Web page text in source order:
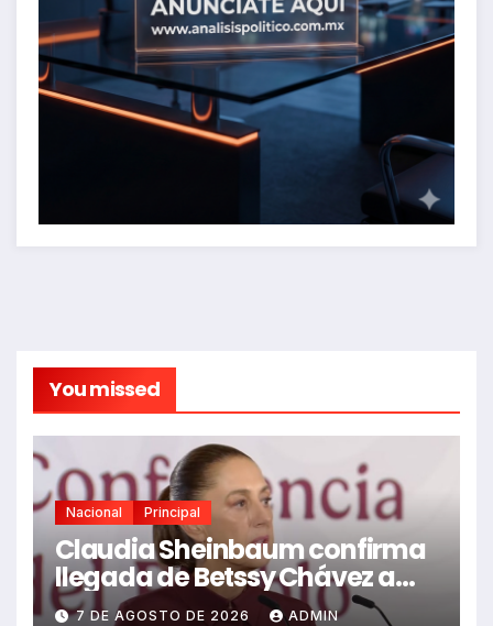
You missed
Nacional Principal
Claudia Sheinbaum confirma
llegada de Betssy Chávez a
México tras asilo
7 DE AGOSTO DE 2026 ADMIN